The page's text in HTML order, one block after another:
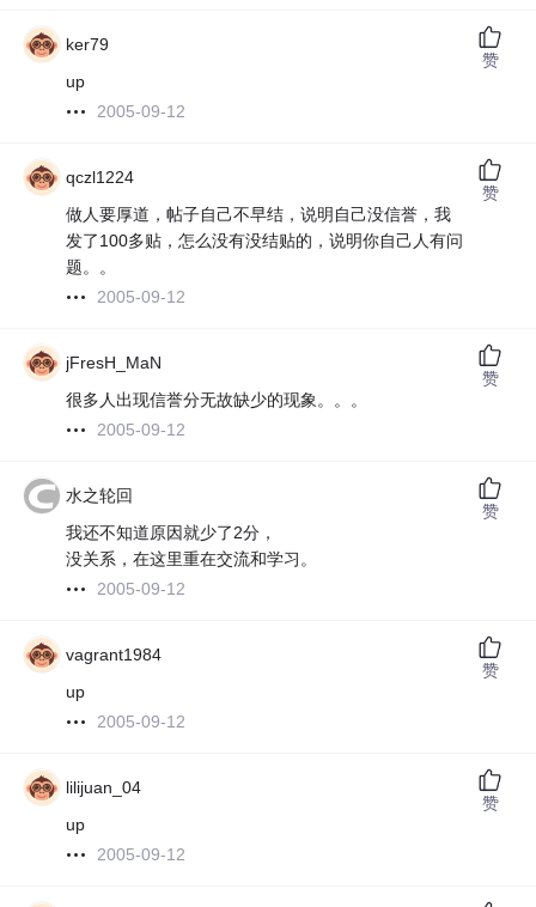
ker79
up
2005-09-12
赞
qczl1224
做人要厚道，帖子自己不早结，说明自己没信誉，我
发了100多贴，怎么没有没结贴的，说明你自己人有问
题。。
2005-09-12
赞
jFresH_MaN
很多人出现信誉分无故缺少的现象。。。
2005-09-12
赞
水之轮回
我还不知道原因就少了2分，
没关系，在这里重在交流和学习。
2005-09-12
赞
vagrant1984
up
2005-09-12
赞
lilijuan_04
up
2005-09-12
赞